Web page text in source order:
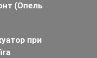
(Опель
при